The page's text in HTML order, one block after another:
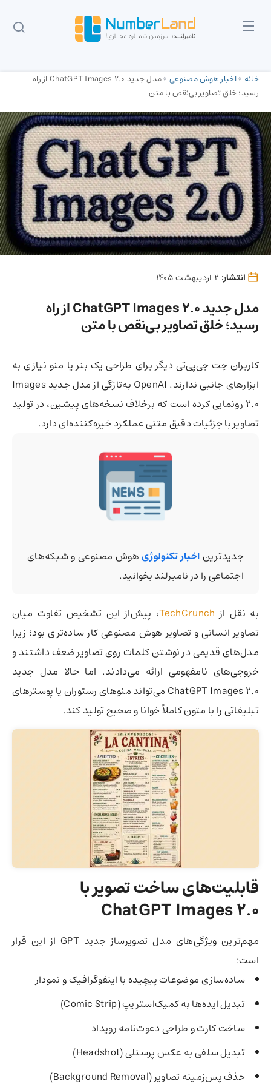
خانه »اخبار هوش مصنوعی»
مدل جدید ChatGPT Images 2.0 از راه
رسید؛ خلق تصاویر بی‌نقص با متن
انتشار:
مدل جدید ChatGPT Images 2.0 از راه
رسید؛ خلق تصاویر بی‌نقص با متن
کاربران چت جی‌پی‌تی دیگر برای طراحی یک بنر یا منو نیازی به
ابزارهای جانبی ندارند. OpenAI به‌تازگی از مدل جدید Images
2.0 رونمایی کرده است که برخلاف نسخه‌های پیشین، در تولید
تصاویر با جزئیات دقیق متنی عملکرد خیره‌کننده‌ای دارد.
جدیدتریناخبار تکنولوژیهوش مصنوعی و شبکه‌های
اجتماعی را در نامبرلند بخوانید.
به نقل از TechCrunch، پیش‌از این تشخیص تفاوت میان
تصاویر انسانی و تصاویر هوش مصنوعی کار ساده‌تری بود؛ زیرا
مدل‌های قدیمی در نوشتن کلمات روی تصاویر ضعف داشتند و
خروجی‌های نامفهومی ارائه می‌دادند. اما حالا مدل جدید
ChatGPT Images 2.0 می‌تواند منوهای رستوران یا پوسترهای
تبلیغاتی را با متون کاملاً خوانا و صحیح تولید کند.
قابلیت‌های ساخت تصویر با
ChatGPT Images 2.0
مهم‌ترین ویژگی‌های مدل تصویرساز جدید GPT از این قرار
است:
ساده‌سازی موضوعات پیچیده با اینفوگرافیک و نمودار
تبدیل ایده‌ها به کمیک‌استریپ (Comic Strip)
ساخت کارت و طراحی دعوت‌نامه رویداد
تبدیل سلفی به عکس پرسنلی (Headshot)
حذف پس‌زمینه تصاویر (Background Removal)